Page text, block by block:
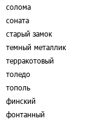
солома
соната
старый замок
темный металлик
терракотовый
толедо
тополь
финский
фонтанный